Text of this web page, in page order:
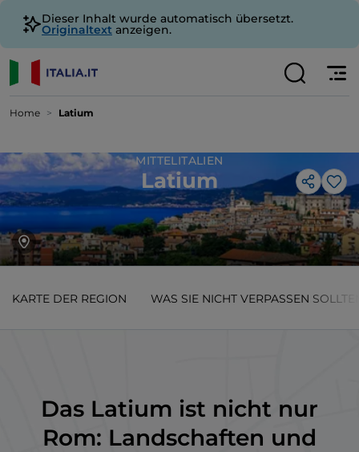
Dieser Inhalt wurde automatisch übersetzt.
Originaltext anzeigen.
Home Latium
Like
MITTELITALIEN
Latium
KARTE DER REGION WAS SIE NICHT VERPASSEN
Das Latium ist nicht nur
Rom: Landschaften und